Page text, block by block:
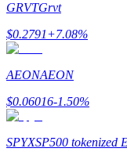
¡Hasta un 65% de
GRVTGrvt
$0.2791+7.08%
AEONAEON
$0.06016-1.50%
SPYXSP500 tokenized